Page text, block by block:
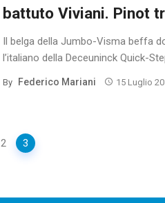
battuto Viviani. Pinot
Il belga della Jumbo-Visma beffa
l’italiano della Deceuninck Quick-
By Federico Mariani 15 Luglio
2 3